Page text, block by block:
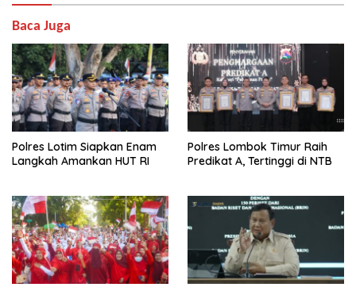
Baca Juga
Polres Lotim Siapkan Enam
Langkah Amankan HUT RI
Polres Lombok Timur Raih
Predikat A, Tertinggi di NTB